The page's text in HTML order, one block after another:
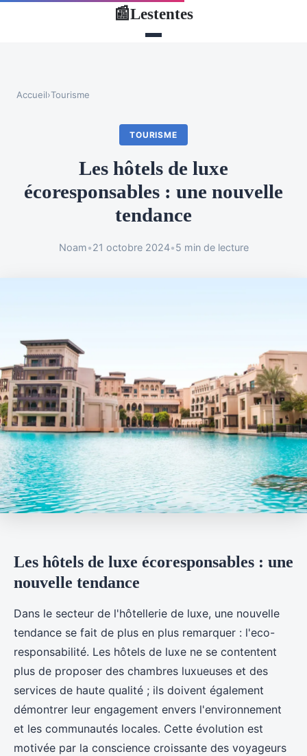
📰Lestentes
Accueil›Tourisme
TOURISME
Les hôtels de luxe
écoresponsables : une nouvelle
tendance
Noam•21 octobre 2024•5 min de lecture
Les hôtels de luxe écoresponsables : une
nouvelle tendance
Dans le secteur de l'hôtellerie de luxe, une nouvelle
tendance se fait de plus en plus remarquer : l'eco-
responsabilité. Les hôtels de luxe ne se contentent
plus de proposer des chambres luxueuses et des
services de haute qualité ; ils doivent également
démontrer leur engagement envers l'environnement
et les communautés locales. Cette évolution est
motivée par la conscience croissante des voyageurs